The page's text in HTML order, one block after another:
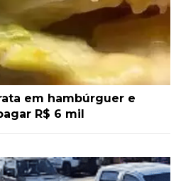
em hambúrguer e
R$ 6 mil